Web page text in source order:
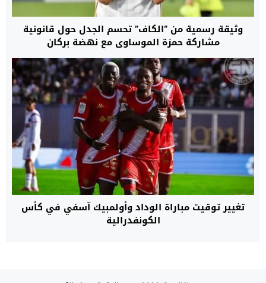
وثيقة رسمية من “الكاف” تحسم الجدل حول قانونية
مشاركة حمزة الموساوي مع نهضة بركان
تغيير توقيت مباراة الوداد وأولمبيك آسفي في كأس
الكونفدرالية